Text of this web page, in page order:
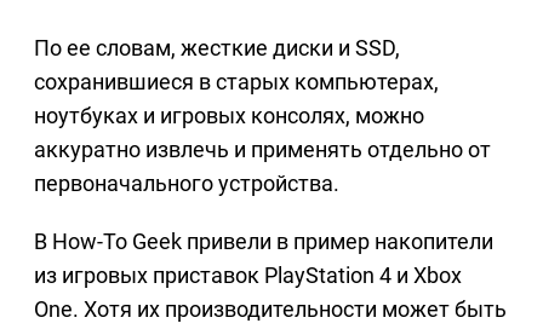
По ее словам, жесткие диски и SSD,
сохранившиеся в старых компьютерах,
ноутбуках и игровых консолях, можно
аккуратно извлечь и применять отдельно от
первоначального устройства.
В How-To Geek привели в пример накопители
из игровых приставок PlayStation 4 и Xbox
One. Хотя их производительности может быть